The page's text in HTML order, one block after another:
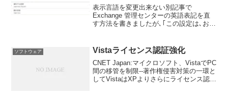
表示言語を変更出来ない別記事で
Exchange 管理センターの英語表記を直
す方法を書きましたが､｢この設定は､おき
を使用して設定できます｡｣とメッセージ
があり｢表示言...
ソフトウェア Vistaライセンス認証強化
CNET Japan:マイクロソフト、VistaでPC
間の移管を制限--著作権侵害対策の一環と
してVistaはXPよりさらにライセンス認証